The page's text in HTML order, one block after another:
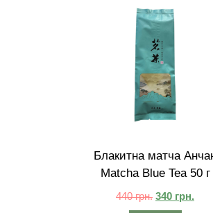
Блакитна матча
Matcha Blue Tea 50 г
440грн. 340 грн.